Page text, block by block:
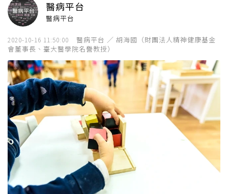
醫病平台
醫病平台
2020-10-16 11:50:00
醫病平台 ／ 胡海國（財團法人精神健康基金
會董事長、臺大醫學院名譽教授）